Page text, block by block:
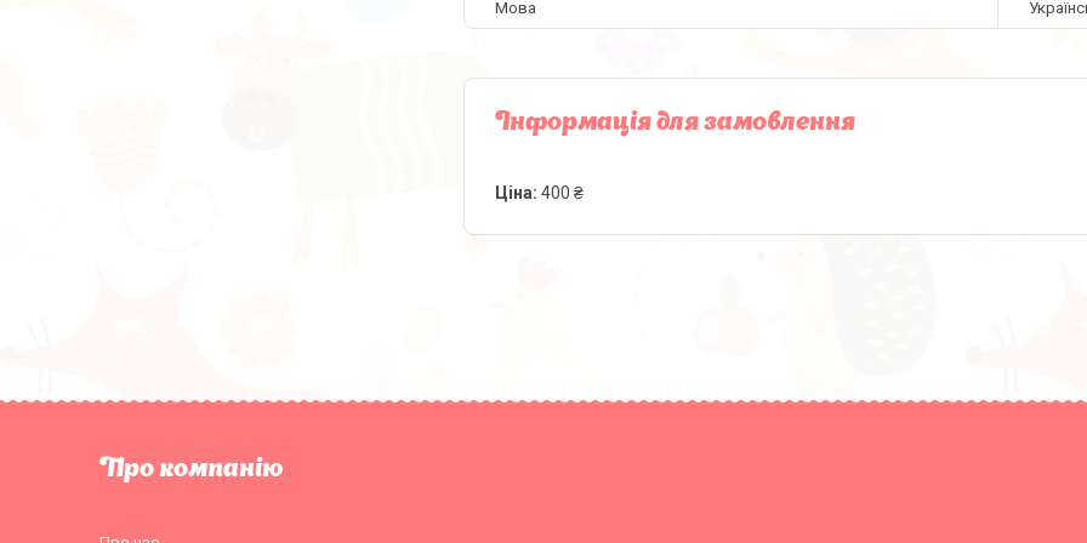
Мова
Інформація для замовлення
Ціна: 400 ₴
Про компанію